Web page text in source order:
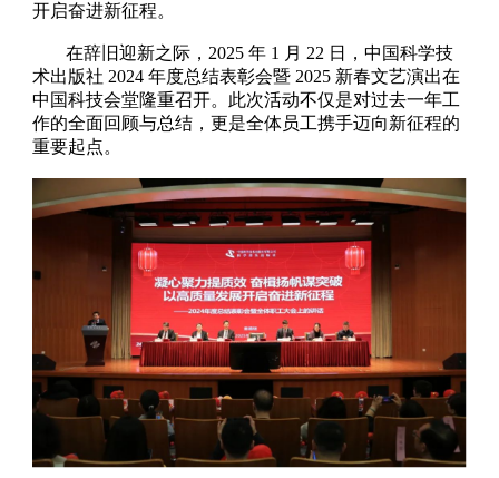
开启奋进新征程。
在辞旧迎新之际，2025 年 1 月 22 日，中国科学技
术出版社 2024 年度总结表彰会暨 2025 新春文艺演出在
中国科技会堂隆重召开。此次活动不仅是对过去一年工
作的全面回顾与总结，更是全体员工携手迈向新征程的
重要起点。